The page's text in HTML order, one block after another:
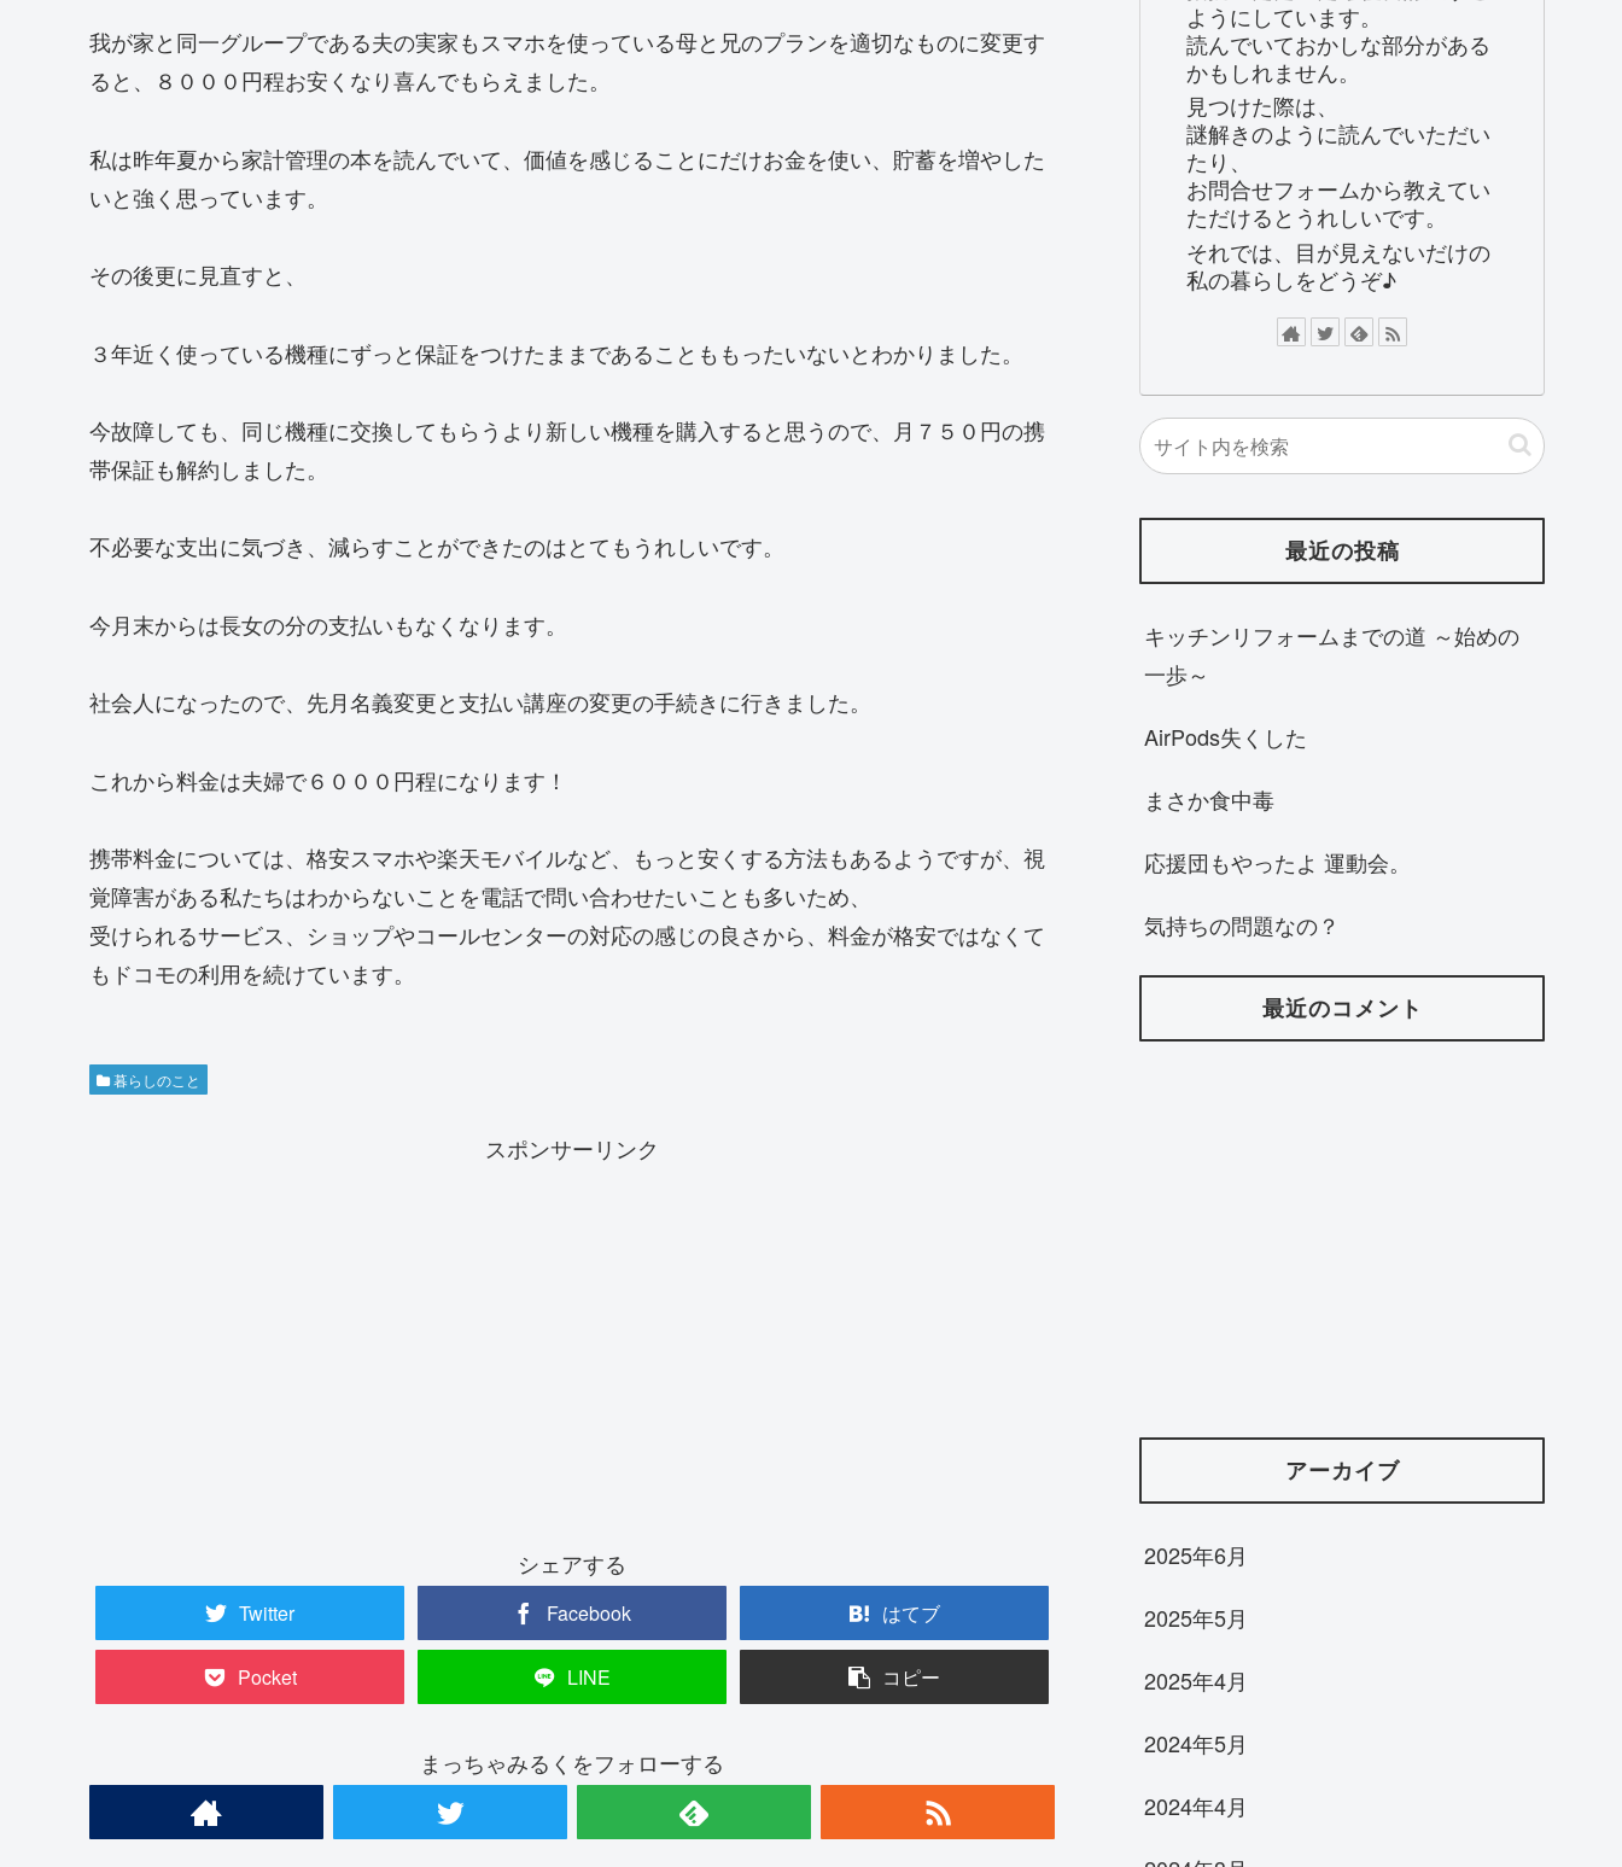
我が家と同一グループである夫の実家もスマホを使っている母と兄のプランを適切なものに変更す
ると、８０００円程お安くなり喜んでもらえました。
私は昨年夏から家計管理の本を読んでいて、価値を感じることにだけお金を使い、貯蓄を増やした
いと強く思っています。
その後更に見直すと、
３年近く使っている機種にずっと保証をつけたままであることももったいないとわかりました。
今故障しても、同じ機種に交換してもらうより新しい機種を購入すると思うので、月７５０円の携
帯保証も解約しました。
不必要な支出に気づき、減らすことができたのはとてもうれしいです。
今月末からは長女の分の支払いもなくなります。
社会人になったので、先月名義変更と支払い講座の変更の手続きに行きました。
これから料金は夫婦で６０００円程になります！
携帯料金については、格安スマホや楽天モバイルなど、もっと安くする方法もあるようですが、視
覚障害がある私たちはわからないことを電話で問い合わせたいことも多いため、
受けられるサービス、ショップやコールセンターの対応の感じの良さから、料金が格安ではなくて
もドコモの利用を続けています。
暮らしのこと
スポンサーリンク
シェアする
Twitter Facebook はてブ
Pocket LINE コピー
まっちゃみるくをフォローする
ようにしています。
読んでいておかしな部分がある
かもしれません。
見つけた際は、
謎解きのように読んでいただい
たり、
お問合せフォームから教えてい
ただけるとうれしいです。
それでは、目が見えないだけの
私の暮らしをどうぞ♪
最近の投稿
キッチンリフォームまでの道 ～始めの
一歩～
AirPods失くした
まさか食中毒
応援団もやったよ 運動会。
気持ちの問題なの？
最近のコメント
アーカイブ
2025年6月
2025年5月
2025年4月
2024年5月
2024年4月